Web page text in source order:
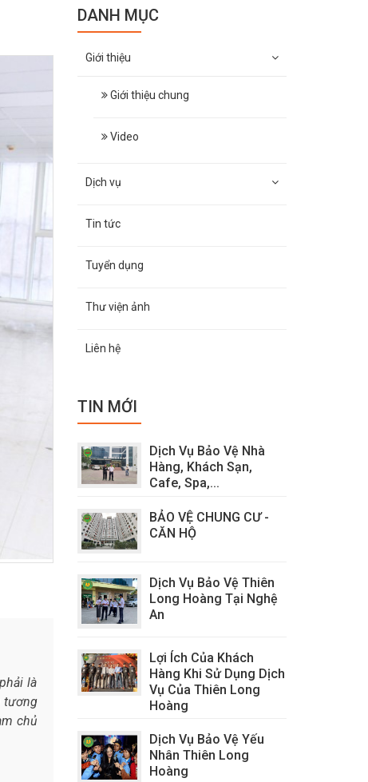
là
tương
chủ
DANH MỤC
Giới thiệu
Giới thiệu chung
Video
Dịch vụ
Tin tức
Tuyển dụng
Thư viện ảnh
Liên hệ
TIN MỚI
Dịch Vụ Bảo Vệ Nhà
Hàng, Khách Sạn,
Cafe, Spa,...
BẢO VỆ CHUNG CƯ -
CĂN HỘ
Dịch Vụ Bảo Vệ Thiên
Long Hoàng Tại Nghệ
An
Lợi Ích Của Khách
Hàng Khi Sử Dụng Dịch
Vụ Của Thiên Long
Hoàng
Dịch Vụ Bảo Vệ Yếu
Nhân Thiên Long
Hoàng